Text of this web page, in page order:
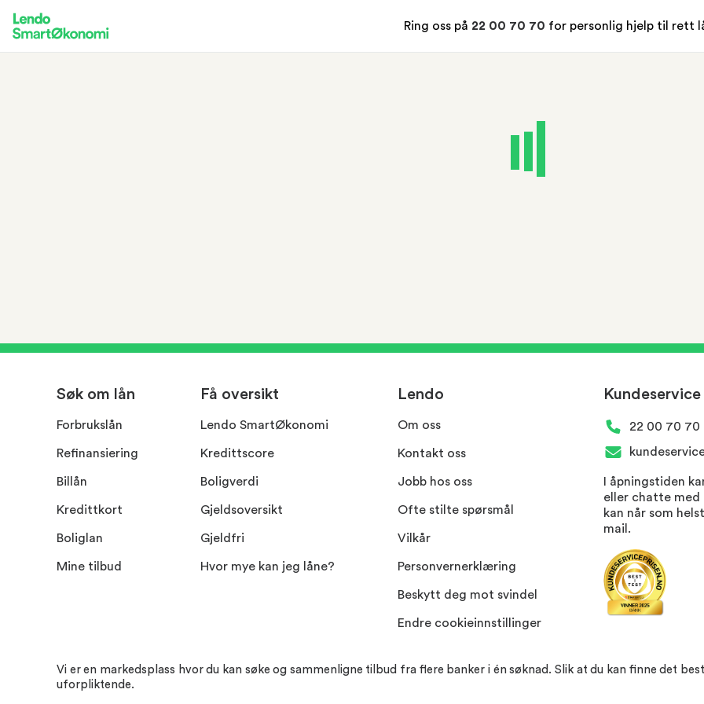
Ring oss på 22 00 70 70 for personlig hjelp til rett
Søk om lån
Forbrukslån
Refinansiering
Billån
Kredittkort
Boliglan
Mine tilbud
Få oversikt
Lendo SmartØkonomi
Kredittscore
Boligverdi
Gjeldsoversikt
Gjeldfri
Hvor mye kan jeg låne?
Lendo
Om oss
Kontakt oss
Jobb hos oss
Ofte stilte spørsmål
Vilkår
Personvern​erklæring
Beskytt deg mot svindel
Endre cookieinnstillinger
Kundeservice
22 00 70 70
I åpningstiden
eller chatte med
kan når som
mail.
Vi er en markedsplass hvor du kan søke og sammenligne tilbud fra flere banker i én søknad. Slik at du kan finne det
uforpliktende.